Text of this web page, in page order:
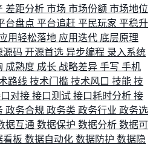
差距分析 市场 市场份额 市场地位
台盘点 平台追赶 平民玩家 平稳升
用轻松落地 应用迭代 底层原理
源码 开源首选 异步编程 录入系统
成熟度 成长 战略差异 手写 手机
路线 技术门槛 技术风口 技能 技
对接 接口测试 接口耗时分析 接
政务合规 政务类 政务行业 政务选
据互通 数据保护 数据分析 数据可
看板 数据自动化 数据防护 数据隐